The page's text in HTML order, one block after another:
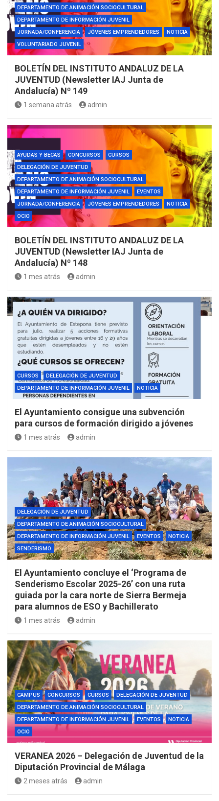
DEPARTAMENTO DE ANIMACIÓN SOCIOCULTURAL
DEPARTAMENTO DE INFORMACIÓN JUVENIL
JORNADA/CONFERENCIA
JÓVENES EMPRENDEDORES
NOTICIA
VOLUNTARIADO JUVENIL
BOLETÍN DEL INSTITUTO ANDALUZ DE LA
JUVENTUD (Newsletter IAJ Junta de
Andalucía) Nº 149
1 semana atrás admin
AYUDAS Y BECAS CONCURSOS
CURSOS
DELEGACIÓN DE JUVENTUD
DEPARTAMENTO DE ANIMACIÓN SOCIOCULTURAL
DEPARTAMENTO DE INFORMACIÓN JUVENIL
EVENTOS
JORNADA/CONFERENCIA
JÓVENES EMPRENDEDORES
NOTICIA
OCIO
BOLETÍN DEL INSTITUTO ANDALUZ DE LA
JUVENTUD (Newsletter IAJ Junta de
Andalucía) Nº 148
1 mes atrás admin
CURSOS
DELEGACIÓN DE JUVENTUD
DEPARTAMENTO DE INFORMACIÓN JUVENIL
NOTICIA
El Ayuntamiento consigue una subvención
para cursos de formación dirigido a jóvenes
1 mes atrás admin
DELEGACIÓN DE JUVENTUD
DEPARTAMENTO DE ANIMACIÓN SOCIOCULTURAL
DEPARTAMENTO DE INFORMACIÓN JUVENIL
EVENTOS
NOTICIA
SENDERISMO
El Ayuntamiento concluye el ‘Programa de
Senderismo Escolar 2025-26’ con una ruta
guiada por la cara norte de Sierra Bermeja
para alumnos de ESO y Bachillerato
1 mes atrás admin
CAMPUS CONCURSOS CURSOS
DELEGACIÓN DE JUVENTUD
DEPARTAMENTO DE ANIMACIÓN SOCIOCULTURAL
DEPARTAMENTO DE INFORMACIÓN JUVENIL
EVENTOS
NOTICIA
OCIO
VERANEA 2026 – Delegación de Juventud de la
Diputación Provincial de Málaga
2 meses atrás admin